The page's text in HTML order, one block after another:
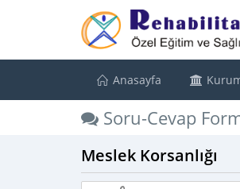
Anasayfa
Soru-Cevap
Meslek Korsanlığı